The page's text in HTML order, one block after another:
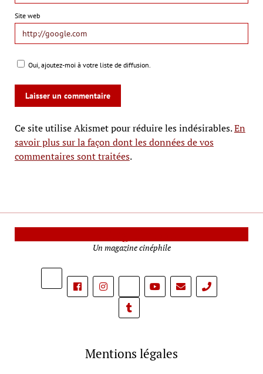
Site web
Oui, ajoutez-moi à votre liste de diffusion.
Ce site utilise Akismet pour réduire les indésirables.En
savoir plus sur la façon dont les données de vos
commentaires sont traitées.
Un magazine cinéphile
phone
Mentions légales